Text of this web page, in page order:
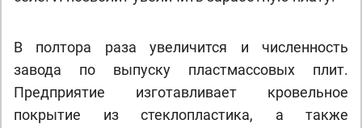
В полтора раза увеличится и численность
завода по выпуску пластмассовых плит.
Предприятие изготавливает кровельное
покрытие из стеклопластика, а также